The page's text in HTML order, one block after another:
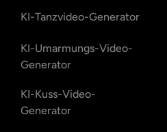
KI-Tanzvideo-Generator
KI-Umarmungs-Video-
Generator
KI-Kuss-Video-
Generator